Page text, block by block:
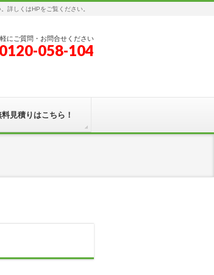
詳しくはHPをご覧ください。
にご質問・お問合せください
058-104
料見積りはこちら！